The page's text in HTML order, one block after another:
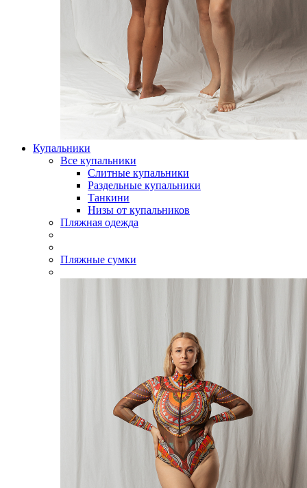
Купальники
Все купальники
Слитные купальники
Раздельные купальники
Танкини
Низы от купальников
Пляжная одежда
Пляжные сумки